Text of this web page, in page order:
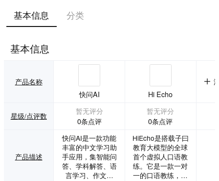
基本信息 分类
基本信息
产品名称
快问AI
Hi Echo
星级/点评数
暂无评分
0条点评
暂无评分
0条点评
产品描述
快问AI是一款功能
丰富的中文学习助
手应用，集智能问
答、学科解答、语
言学习、作文写
HiEcho是搭载子曰
教育大模型的全球
首个虚拟人口语教
练。它是一款一对
一的口语教练，帮